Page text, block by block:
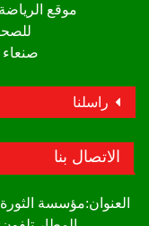
موقع
راسلنا
الاتصال بنا
العنوان:مؤسسة